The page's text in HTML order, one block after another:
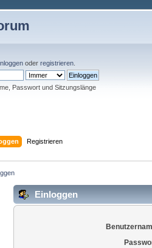
oder registrieren
Passwort und Sitzungslänge
Registrieren
Einloggen